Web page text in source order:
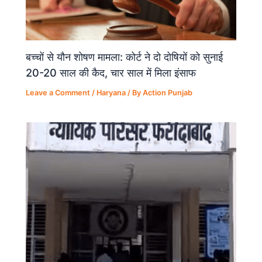
बच्चों से यौन शोषण मामला: कोर्ट ने दो दोषियों को सुनाई
20-20 साल की कैद, चार साल में मिला इंसाफ
Leave a Comment / Haryana / ByAction Punjab